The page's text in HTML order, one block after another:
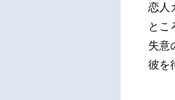
恋人
とこ
失意
彼を